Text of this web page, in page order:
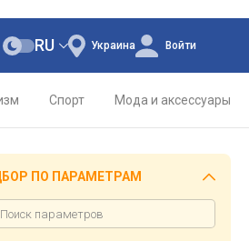
Украина
RU Войти
Спорт Мода и аксессуары
ПО ПАРАМЕТРАМ